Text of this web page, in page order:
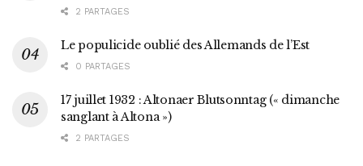
2 PARTAGES
Le populicide oublié des Allemands de l’Est
0 PARTAGES
17 juillet 1932 : Altonaer Blutsonntag (« dimanche
sanglant à Altona »)
2 PARTAGES